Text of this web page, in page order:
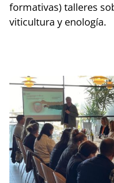
formativas) talleres
viticultura y enología.